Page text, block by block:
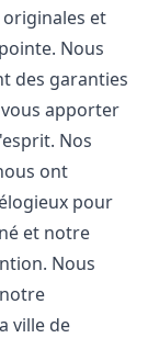
originales et
Nous
des garanties
apporter
Nos
ont
pour
et notre
Nous
ville de